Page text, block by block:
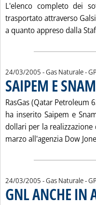
L'elenco completo dei
trasportato attraverso
a quanto appreso dalla
24/03/2005 - Gas Naturale -
SAIPEM E
RasGas (Qatar Petroleum
ha inserito Saipem e
dollari per la
marzo all'agenzia Dow
24/03/2005 - Gas Naturale -
GNL ANCHE IN